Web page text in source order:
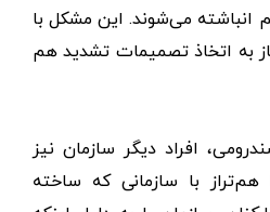
انباشته می‌شوند. این مشکل با
به اتخاذ تصمیمات تشدید هم
افراد دیگر سازمان نیز
با سازمانی که ساخته